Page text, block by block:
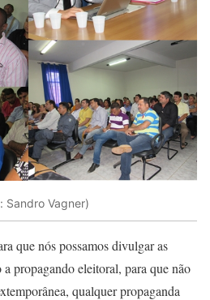
Sandro Vagner)
que nós possamos divulgar as
propagando eleitoral, para que não
qualquer propaganda